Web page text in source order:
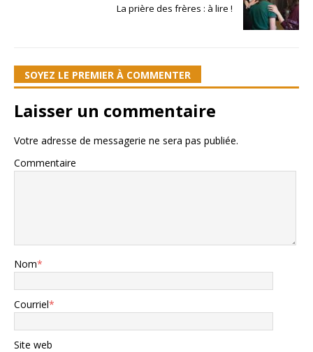
La prière des frères : à lire !
SOYEZ LE PREMIER À COMMENTER
Laisser un commentaire
Votre adresse de messagerie ne sera pas publiée.
Commentaire
Nom*
Courriel*
Site web